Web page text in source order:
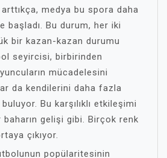
medya bu spora daha
başladı. Bu durum, her iki
bir kazan-kazan durumu
seyircisi, birbirinden
mücadelesini
da kendilerini daha fazla
Bu karşılıklı etkileşimi
gelişi gibi. Birçok renk
çıkıyor.
popülaritesinin